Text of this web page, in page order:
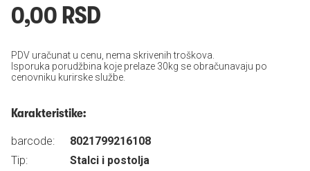
0,00 RSD
PDV uračunat u cenu, nema skrivenih troškova.
Isporuka porudžbina koje prelaze 30kg se obračunavaju po
cenovniku kurirske službe.
Karakteristike:
barcode:
8021799216108
Tip:
Stalci i postolja